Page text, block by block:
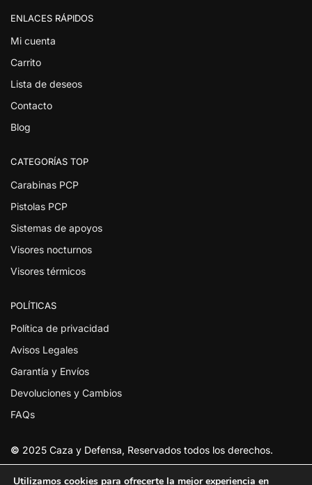
ENLACES RÁPIDOS
Mi cuenta
Carrito
Lista de deseos
Contacto
Blog
CATEGORÍAS TOP
Carabinas PCP
Pistolas PCP
Sistemas de apoyos
Visores nocturnos
Visores térmicos
POLÍTICAS
Política de privacidad
Avisos Legales
Garantía y Envíos
Devoluciones y Cambios
FAQs
© 2025 Caza y Defensa, Reservados todos los derechos.
Utilizamos cookies para ofrecerte la mejor experiencia en